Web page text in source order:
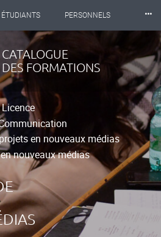
ÉTUDIANTS PERSONNELS
BIBLIOTHÈQUES
⸱⸱⸱
CATALOGUE
DES FORMATIONS
Licence
en nouveaux médias
nouveaux médias